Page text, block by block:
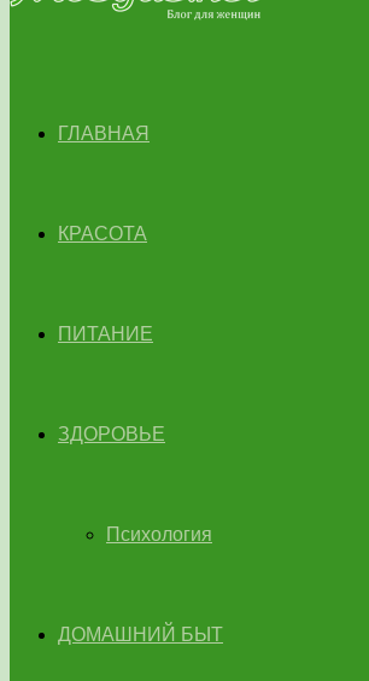
ГЛАВНАЯ
КРАСОТА
ПИТАНИЕ
ЗДОРОВЬЕ
Психология
ДОМАШНИЙ БЫТ